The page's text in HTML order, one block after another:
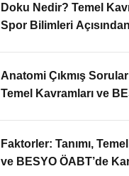
Doku Nedir? Temel
Spor Bilimleri
Anatomi Çıkmış
Temel Kavramları ve
Faktorler: Tanımı,
ve BESYO ÖABT’de